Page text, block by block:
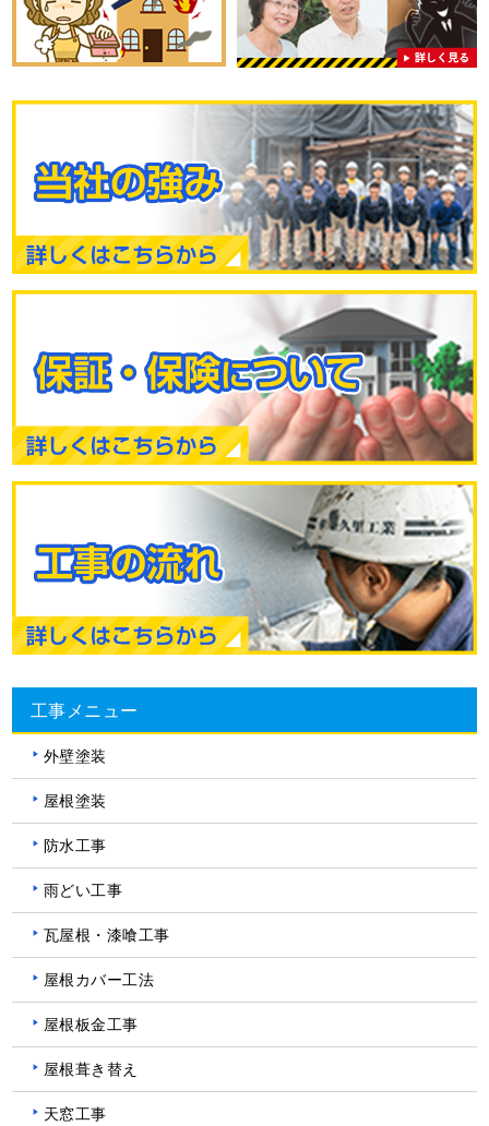
工事メニュー
外壁塗装
屋根塗装
防水工事
雨どい工事
瓦屋根・漆喰工事
屋根カバー工法
屋根板金工事
屋根葺き替え
天窓工事